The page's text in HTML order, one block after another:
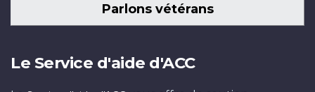
Parlons vétérans
Le Service d'aide d'ACC